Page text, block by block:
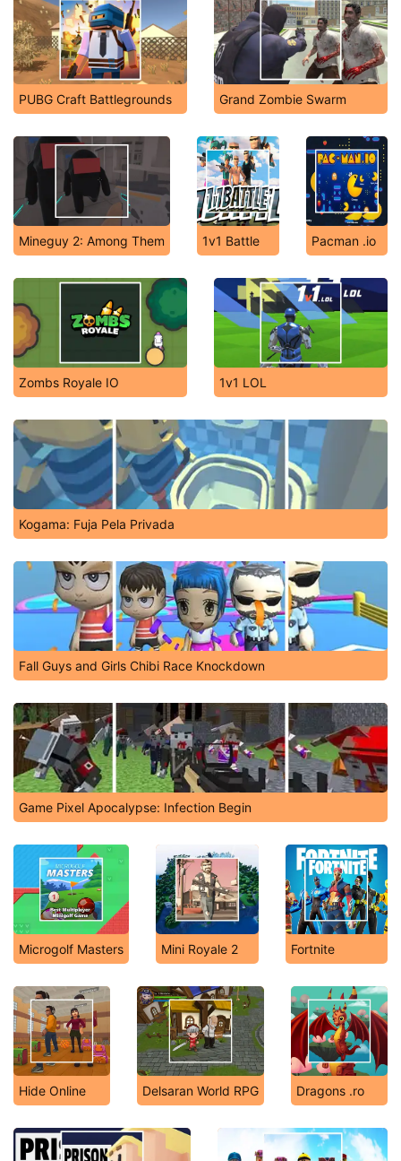
PUBG Craft Battlegrounds Grand Zombie Swarm
Mineguy 2: Among Them 1v1 Battle Pacman .io
Zombs Royale IO 1v1 LOL
Kogama: Fuja Pela Privada
Fall Guys and Girls Chibi Race Knockdown
Game Pixel Apocalypse: Infection Begin
Microgolf Masters Mini Royale 2 Fortnite
Hide Online Delsaran World RPG Dragons .ro